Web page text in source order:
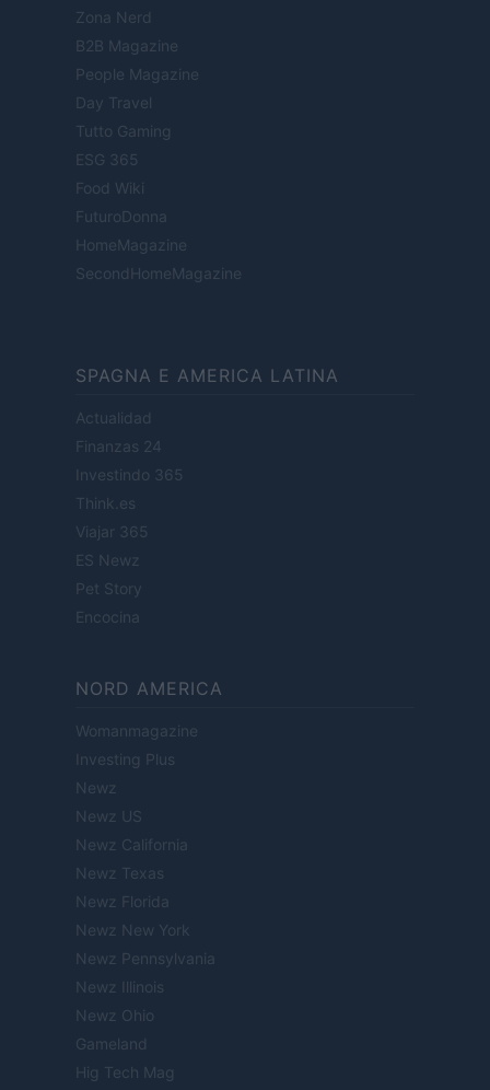
Zona Nerd
B2B Magazine
People Magazine
Day Travel
Tutto Gaming
ESG 365
Food Wiki
FuturoDonna
HomeMagazine
SecondHomeMagazine
SPAGNA E AMERICA LATINA
Actualidad
Finanzas 24
Investindo 365
Think.es
Viajar 365
ES Newz
Pet Story
Encocina
NORD AMERICA
Womanmagazine
Investing Plus
Newz
Newz US
Newz California
Newz Texas
Newz Florida
Newz New York
Newz Pennsylvania
Newz Illinois
Newz Ohio
Gameland
Hig Tech Mag